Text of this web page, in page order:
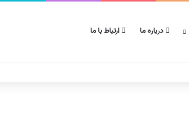
درباره ما ارتباط با ما